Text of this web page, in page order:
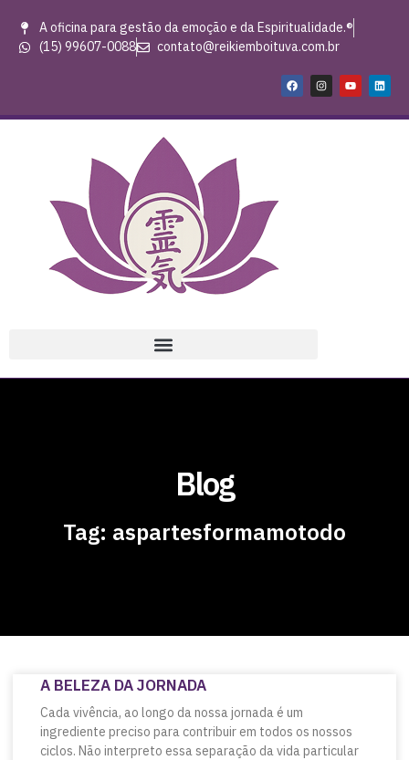
A oficina para gestão da emoção e da Espiritualidade.®
(15) 99607-0088
contato@reikiemboituva.com.br
Blog
Tag: aspartesformamotodo
A BELEZA DA JORNADA
Cada vivência, ao longo da nossa jornada é um
ingrediente preciso para contribuir em todos os nossos
ciclos. Não interpreto essa separação da vida particular